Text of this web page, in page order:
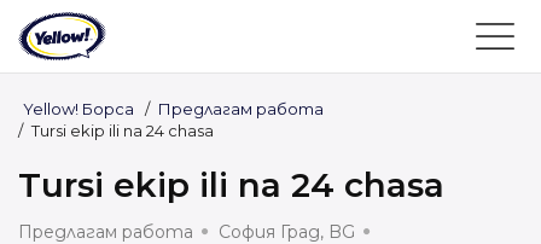
Yellow! Борса / Предлагам работа
/ Tursi ekip ili na 24 chasa
Tursi ekip ili na 24 chasa
Предлагам работа
София Град, BG